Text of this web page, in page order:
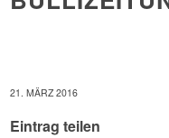
21. MÄRZ 2016
Eintrag teilen